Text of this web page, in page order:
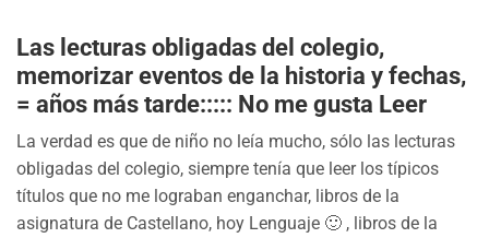
Las lecturas obligadas del colegio,
memorizar eventos de la historia y fechas,
= años más tarde::::: No me gusta Leer
La verdad es que de niño no leía mucho, sólo las lecturas
obligadas del colegio, siempre tenía que leer los típicos
títulos que no me lograban enganchar, libros de la
asignatura de Castellano, hoy Lenguaje 🙂 , libros de la